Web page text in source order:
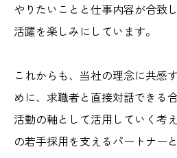
やりたいことと仕事内容が合致
活躍を楽しみにしています。
これからも、当社の理念に共感
めに、求職者と直接対話できる
活動の軸として活用していく考
の若手採用を支えるパートナー